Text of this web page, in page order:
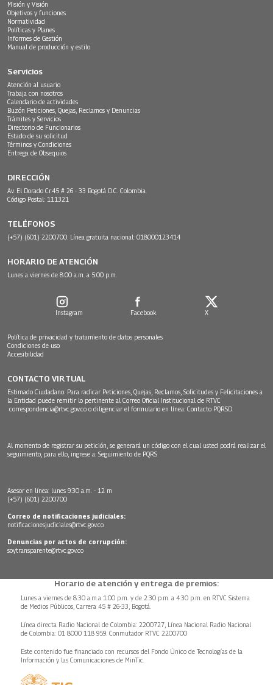
Misión y Visión
Objetivos y funciones
Normatividad
Políticas y Planes
Informes de Gestión
Manual de producción y estilo
Servicios
Atención al usuario
Trabaja con nosotros
Calendario de actividades
Buzón Peticiones, Quejas, Reclamos y Denuncias
Trámites y Servicios
Directorio de Funcionarios
Estado de su solicitud
Términos y Condiciones
Entrega de Obsequios
DIRECCIÓN
Av. El Dorado Cr.45 # 26 - 33 Bogotá D.C. Colombia.
Código Postal: 111321
TELÉFONOS
(+57) (601) 2200700. Línea gratuita nacional: 018000123414
HORARIO DE ATENCIÓN
Lunes a viernes de 8:00 a.m. a 5:00 p.m.
Instagram Facebook X
Política de privacidad y tratamiento de datos personales
Condiciones de uso
Accesibilidad
CONTACTO VIRTUAL
Estimado Ciudadano: Para radicar Peticiones, Quejas, Reclamos, Solicitudes y Felicitaciones a
la Entidad puede remitir lo pertinente al Correo Oficial Institucional de RTVC
correspondencia@rtvc.gov.co o diligenciar el formulario en línea: Contacto PQRSD.
Al momento de registrar su petición, se generará un código con el cual usted podrá realizar el
seguimiento, para ello, ingrese a: Seguimiento de PQRS
Asesor en línea: lunes 9:30 a.m. - 12 m
(+57) (601) 2200700
Correo de notificaciones judiciales:
notificacionesjudiciales@rtvc.gov.co
Denuncias por actos de corrupción:
soytransparente@rtvc.gov.co
Horario de atención y entrega de premios:
Lunes a viernes de 8:30 a.m.a 1:00 p.m. y de 2:30 p.m. a 4:30 p.m. en RTVC Sistema
de Medios Públicos, Carrera 45 # 26-33, Bogotá.
Línea directa Radio Nacional de Colombia: 2200727, Línea Nacional Radio Nacional
de Colombia: 01 8000 118 959. Conmutador RTVC 2200700
Este contenido fue financiado con recursos del Fondo Único de Tecnologías de la
Información y las Comunicaciones de MinTic.